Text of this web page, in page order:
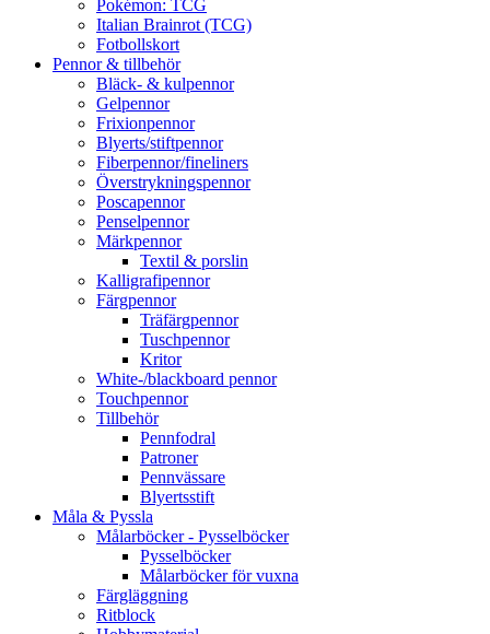
Pokémon: TCG
Italian Brainrot (TCG)
Fotbollskort
Pennor & tillbehör
Bläck- & kulpennor
Gelpennor
Frixionpennor
Blyerts/stiftpennor
Fiberpennor/fineliners
Överstrykningspennor
Poscapennor
Penselpennor
Märkpennor
Textil & porslin
Kalligrafipennor
Färgpennor
Träfärgpennor
Tuschpennor
Kritor
White-/blackboard pennor
Touchpennor
Tillbehör
Pennfodral
Patroner
Pennvässare
Blyertsstift
Måla & Pyssla
Målarböcker - Pysselböcker
Pysselböcker
Målarböcker för vuxna
Färgläggning
Ritblock